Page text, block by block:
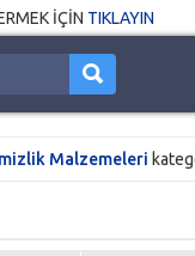
İÇİN TIKLAYIN
Malzemeleri